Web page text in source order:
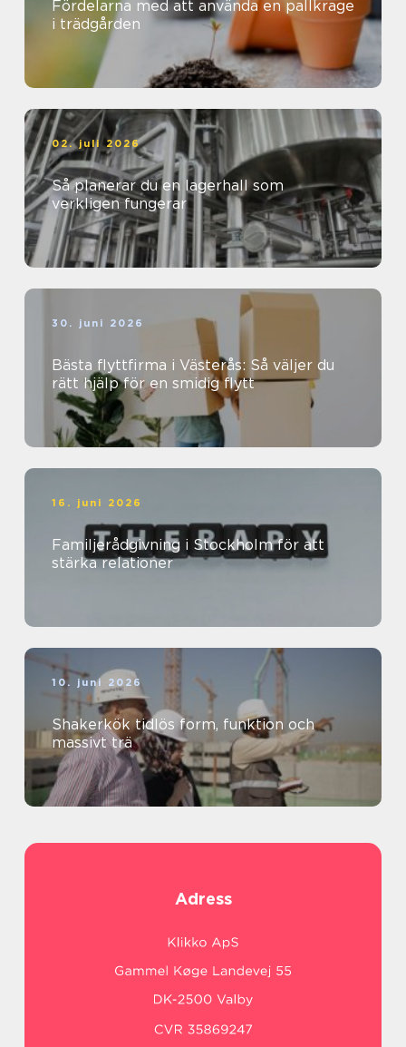
Fördelarna med att använda en pallkrage
i trädgården
02. juli 2026
Så planerar du en lagerhall som
verkligen fungerar
30. juni 2026
Bästa flyttfirma i Västerås: Så väljer du
rätt hjälp för en smidig flytt
16. juni 2026
Familjerådgivning i Stockholm för att
stärka relationer
10. juni 2026
Shakerkök tidlös form, funktion och
massivt trä
Adress